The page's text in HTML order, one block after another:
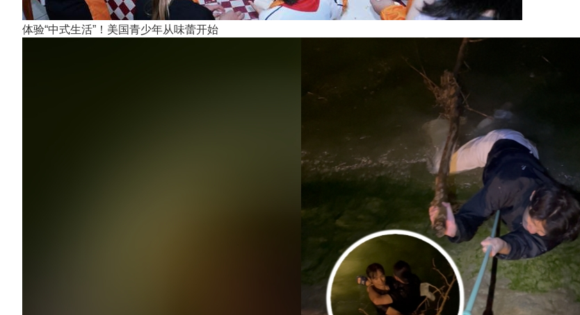
体验“中式生活”！美国青少年从味蕾开始